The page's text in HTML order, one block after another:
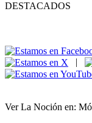
DESTACADOS
|
Ver La Noción en: